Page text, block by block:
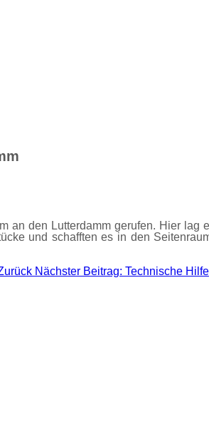
an den Lutterdamm gerufen. Hier
und schafften es in den
Nächster Beitrag: Technische